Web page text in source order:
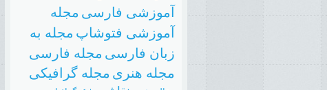
آموزشی فارسی مجله
آموزشی فتوشاپ مجله به
زبان فارسی مجله فارسی
مجله هنری مجله گرافیکی